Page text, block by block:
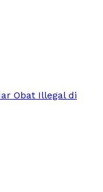
Obat Illegal di